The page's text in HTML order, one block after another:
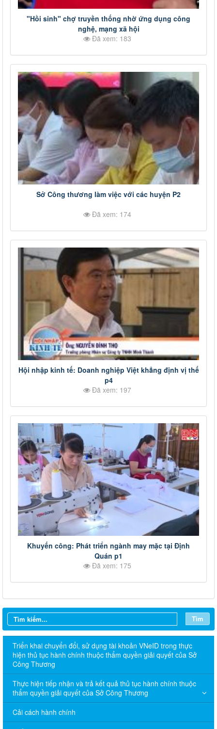
"Hồi sinh" chợ truyền thống nhờ ứng dụng công
nghệ, mạng xã hội
Đã xem: 183
Sở Công thương làm việc với các huyện P2
Đã xem: 174
Hội nhập kinh tế: Doanh nghiệp Việt khẳng định vị thế
p4
Đã xem: 197
Khuyến công: Phát triển ngành may mặc tại Định
Quán p1
Đã xem: 175
Tìm
Triển khai chuyển đổi, sử dụng tài khoản VNeID trong thực
hiện thủ tục hành chính thuộc thẩm quyền giải quyết của Sở
Công Thương
Thực hiện tiếp nhận và trả kết quả thủ tục hành chính thuộc
thẩm quyền giải quyết của Sở Công Thương
Cải cách hành chính